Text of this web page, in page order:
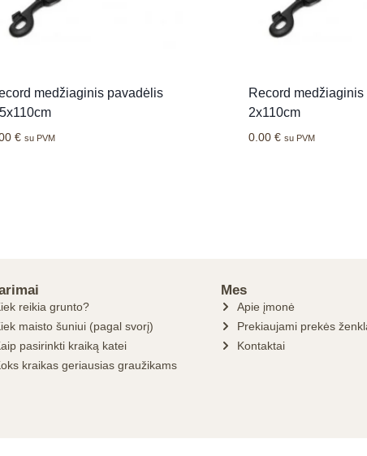
medžiaginis pavadėlis
€ su PVM
Record
2x110cm
0.00 € su PVM
reikia grunto?
maisto šuniui (pagal svorį)
pasirinkti kraiką katei
kraikas geriausias graužikams
Mes
Apie įmonė
Prekiaujami prekės
Kontaktai